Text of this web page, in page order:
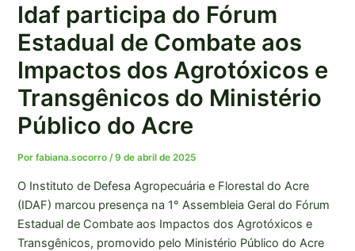
Idaf participa do Fórum
Estadual de Combate aos
Impactos dos Agrotóxicos e
Transgênicos do Ministério
Público do Acre
Porfabiana.socorro/9 de abril de 2025
O Instituto de Defesa Agropecuária e Florestal do Acre
(IDAF) marcou presença na 1° Assembleia Geral do Fórum
Estadual de Combate aos Impactos dos Agrotóxicos e
Transgênicos, promovido pelo Ministério Público do Acre